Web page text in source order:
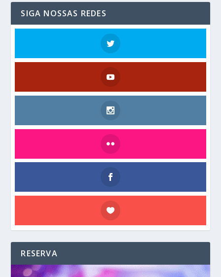
SIGA NOSSAS REDES
RESERVA